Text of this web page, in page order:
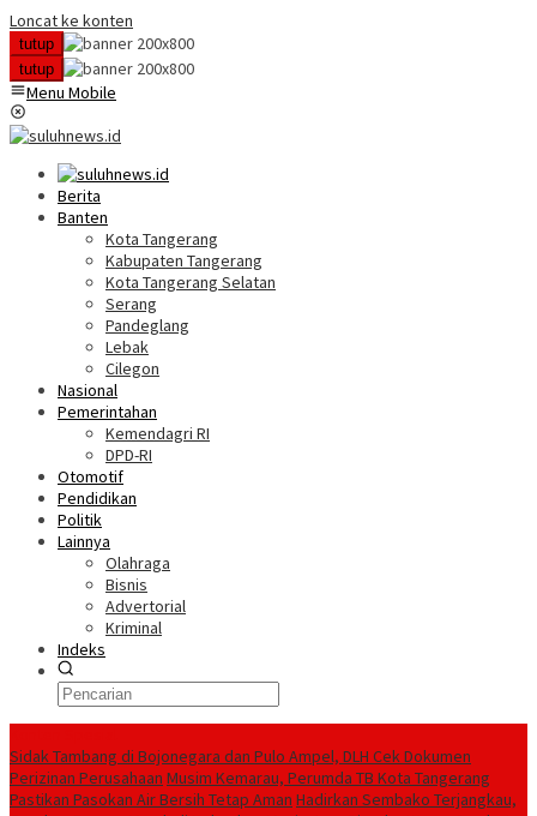
Loncat ke konten
tutup
tutup
Menu Mobile
Berita
Banten
Kota Tangerang
Kabupaten Tangerang
Kota Tangerang Selatan
Serang
Pandeglang
Lebak
Cilegon
Nasional
Pemerintahan
Kemendagri RI
DPD-RI
Otomotif
Pendidikan
Politik
Lainnya
Olahraga
Bisnis
Advertorial
Kriminal
Indeks
Sidak Tambang di Bojonegara dan Pulo Ampel, DLH Cek Dokumen
Perizinan Perusahaan Musim Kemarau, Perumda TB Kota Tangerang
Pastikan Pasokan Air Bersih Tetap Aman Hadirkan Sembako Terjangkau,